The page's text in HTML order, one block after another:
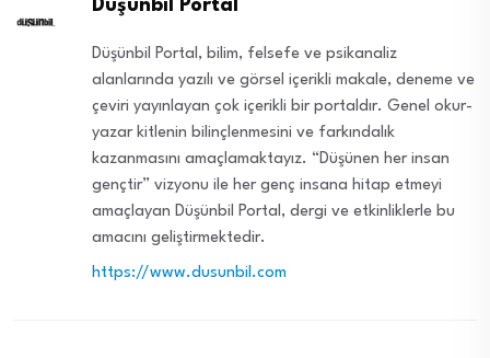
Düşünbil Portal
Düşünbil Portal, bilim, felsefe ve psikanaliz
alanlarında yazılı ve görsel içerikli makale, deneme ve
çeviri yayınlayan çok içerikli bir portaldır. Genel okur-
yazar kitlenin bilinçlenmesini ve farkındalık
kazanmasını amaçlamaktayız. “Düşünen her insan
gençtir” vizyonu ile her genç insana hitap etmeyi
amaçlayan Düşünbil Portal, dergi ve etkinliklerle bu
amacını geliştirmektedir.
https://www.dusunbil.com